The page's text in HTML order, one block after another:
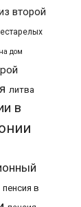
второй
дом
литва
в
пенсия в